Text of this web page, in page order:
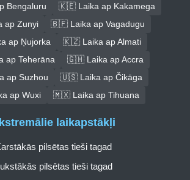
Bengaluru
🇰🇪 Laika ap Kakamega
Zunyi
🇧🇫 Laika ap Vagadugu
ap Ņujorka
🇰🇿 Laika ap Almati
Teherāna
🇬🇭 Laika ap Accra
ap Suzhou
🇺🇸 Laika ap Čikāga
ap Wuxi
🇲🇽 Laika ap Tihuana
laikapstākļi
pilsētas tieši tagad
pilsētas tieši tagad